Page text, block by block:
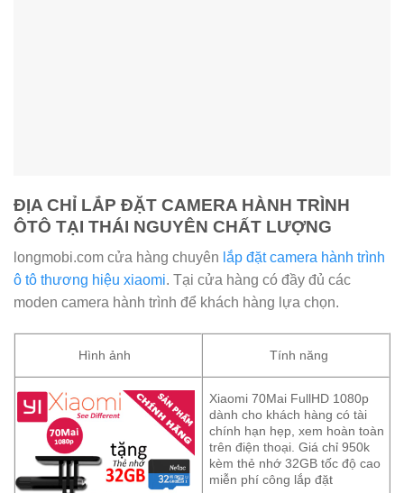
ĐỊA CHỈ LẮP ĐẶT CAMERA HÀNH TRÌNH
ÔTÔ TẠI THÁI NGUYÊN CHẤT LƯỢNG
longmobi.com cửa hàng chuyên lắp đặt camera hành trình
ô tô thương hiệu xiaomi. Tại cửa hàng có đầy đủ các
moden camera hành trình để khách hàng lựa chọn.
Hình ảnh Tính năng
Xiaomi 70Mai FullHD 1080p
dành cho khách hàng có tài
chính hạn hẹp, xem hoàn toàn
trên điện thoại. Giá chỉ 950k
kèm thẻ nhớ 32GB tốc độ cao
miễn phí công lắp đặt